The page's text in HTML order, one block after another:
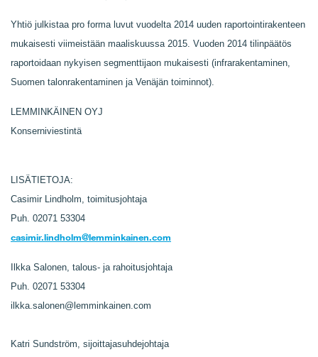
Yhtiö julkistaa pro forma luvut vuodelta 2014 uuden raportointirakenteen
mukaisesti viimeistään maaliskuussa 2015. Vuoden 2014 tilinpäätös
raportoidaan nykyisen segmenttijaon mukaisesti (infrarakentaminen,
Suomen talonrakentaminen ja Venäjän toiminnot).
LEMMINKÄINEN OYJ
Konserniviestintä
LISÄTIETOJA:
Casimir Lindholm, toimitusjohtaja
Puh. 02071 53304
casimir.lindholm@lemminkainen.com
Ilkka Salonen, talous- ja rahoitusjohtaja
Puh. 02071 53304
ilkka.salonen@lemminkainen.com
Katri Sundström, sijoittajasuhdejohtaja